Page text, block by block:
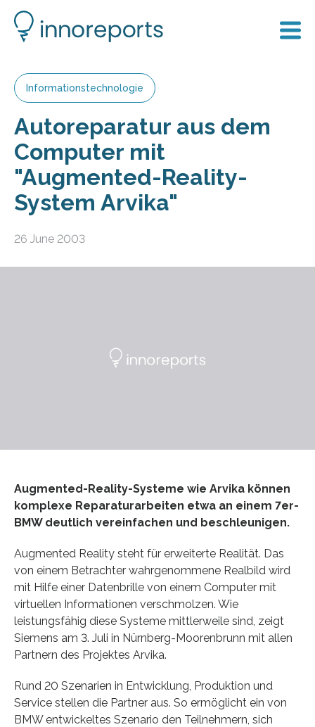
Informationstechnologie
Autoreparatur aus dem
Computer mit
"Augmented-Reality-
System Arvika"
26 June 2003
Augmented-Reality-Systeme wie Arvika können
komplexe Reparaturarbeiten etwa an einem 7er-
BMW deutlich vereinfachen und beschleunigen.
Augmented Reality steht für erweiterte Realität. Das
von einem Betrachter wahrgenommene Realbild wird
mit Hilfe einer Datenbrille von einem Computer mit
virtuellen Informationen verschmolzen. Wie
leistungsfähig diese Systeme mittlerweile sind, zeigt
Siemens am 3. Juli in Nürnberg-Moorenbrunn mit allen
Partnern des Projektes Arvika.
Rund 20 Szenarien in Entwicklung, Produktion und
Service stellen die Partner aus. So ermöglicht ein von
BMW entwickeltes Szenario den Teilnehmern, sich